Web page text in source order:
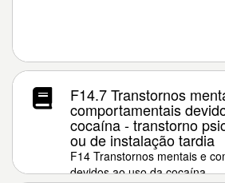
F14.7 Transtornos
comportamentais
cocaína - transtorno
ou de instalação tardia
F14 Transtornos mentais e
devidos ao uso da cocaína